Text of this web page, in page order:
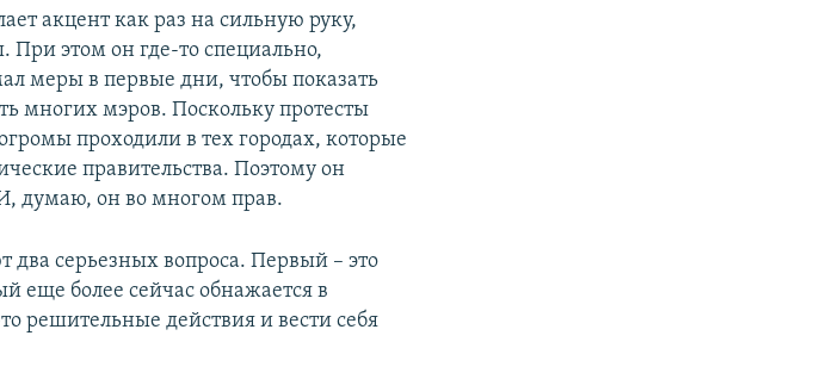
акцент как раз на сильную руку,
этом он где-то специально,
меры в первые дни, чтобы показать
многих мэров. Поскольку протесты
проходили в тех городах, которые
правительства. Поэтому он
И, думаю, он во многом прав.
два серьезных вопроса. Первый – это
еще более сейчас обнажается в
решительные действия и вести себя